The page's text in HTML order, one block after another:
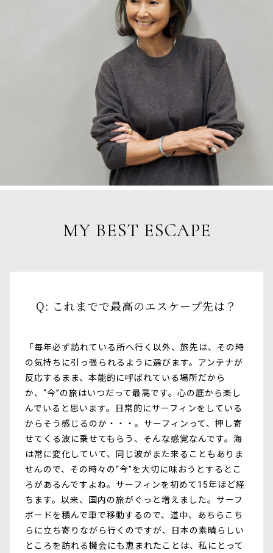
MY BEST ESCAPE
Q: これまでで最高のエスケープ先は？
「毎年必ず訪れている所へ行く以外、旅先は、その時
の気持ちに引っ張られるように選びます。アンテナが
反応するまま、本能的に呼ばれている場所だから
か、“今”の旅はいつだって最高です。心の底から楽し
んでいると思います。日常的にサーフィンをしている
からそう感じるのか・・・。サーフィンって、押し寄
せてくる波に乗せてもらう、そんな感覚なんです。海
は常に変化していて、同じ波がまた来ることもありま
せんので、その時々の“今”を大切に味おうとするとこ
ろがあるんですよね。サーフィンを初めて15年ほど経
ちます。以来、国内の旅がぐっと増えました。サーフ
ボードを積んで車で移動するので、道中、あちらこち
らに立ち寄りながら行くのですが、日本の素晴らしい
ところを訪れる機会にも恵まれたことは、私にとって